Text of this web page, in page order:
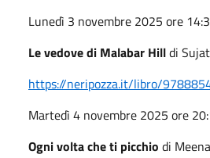
Lunedì 3 novembre 2025 ore
Le vedove di Malabar Hilldi
https://neripozza.it/libro/
Martedì 4 novembre 2025 ore
Ogni volta che ti picchio di